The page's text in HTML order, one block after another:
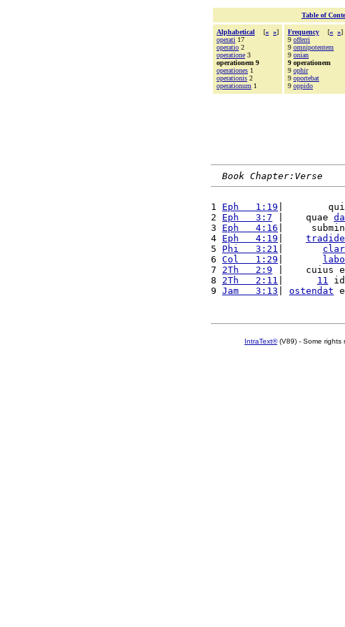
Table of
Alphabetical [« »]
operati 17
operatio 2
operatione 3
operationem 9
operationes 1
operationis 2
operationum 1
Frequency [« »]
9 offerri
9 omnipotentem
9 onian
9 operationem
9 ophir
9 oportebat
9 oppido
Book Chapter:Verse
1 Eph   1:19 |        qui
2 Eph   3:7 |    quae
3 Eph   4:16 |
4 Eph   4:19
5 Phi   3:21
6 Col   1:29
7 2Th   2:9 |    cuius
8 2Th   2:11 11
9 Jam   3:13 ostendat
IntraText®(V89) - Some rights